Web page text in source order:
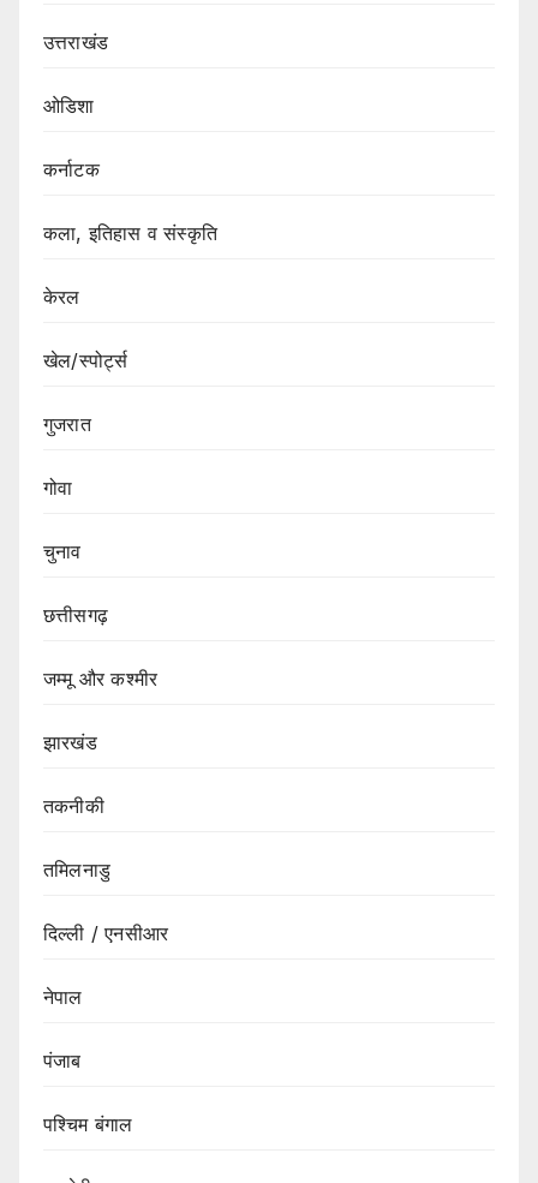
उत्तराखंड
ओडिशा
कर्नाटक
कला, इतिहास व संस्कृति
केरल
खेल/स्पोर्ट्स
गुजरात
गोवा
चुनाव
छत्तीसगढ़
जम्मू और कश्मीर
झारखंड
तकनीकी
तमिलनाडु
दिल्ली / एनसीआर
नेपाल
पंजाब
पश्चिम बंगाल